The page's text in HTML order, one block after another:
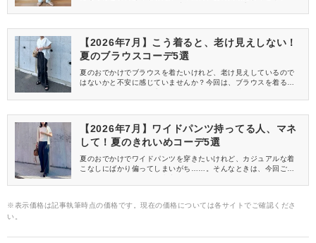
しゃれな着こなしばかりなので、要チェックですよ♪
【2026年7月】こう着ると、老け見えしない！
夏のブラウスコーデ5選
夏のおでかけでブラウスを着たいけれど、老け見えしているので
はないかと不安に感じていませんか？今回は、ブラウスを着ると
【2026年7月】ワイドパンツ持ってる人、マネ
して！夏のきれいめコーデ5選
夏のおでかけでワイドパンツを穿きたいけれど、カジュアルな着
こなしにばかり偏ってしまいがち……。そんなときは、今回ご紹
※表示価格は記事執筆時点の価格です。現在の価格については各サイトでご確認くださ
い。